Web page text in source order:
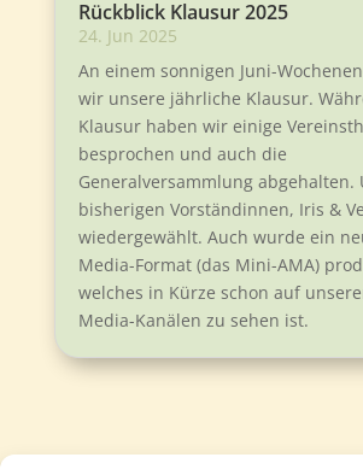
Rückblick Klausur 2025
24. Jun 2025
An einem sonnigen Juni-
wir unsere jährliche Klausur.
Klausur haben wir einige
besprochen und auch die
Generalversammlung abgehalten.
bisherigen Vorständinnen, Iris &
wiedergewählt. Auch wurde ein
Media-Format (das Mini-AMA)
welches in Kürze schon auf
Media-Kanälen zu sehen ist.